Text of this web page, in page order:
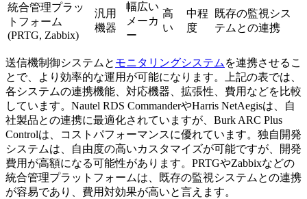
統合管理プラッ
トフォーム
(PRTG, Zabbix)
汎用
機器
幅広い
メーカ
ー
高
い
中程
度
既存の監視シス
テムとの連携
送信機制御システムと モニタリングシステム を連携させるこ
とで、より効率的な運用が可能になります。上記の表では、
各システムの連携機能、対応機器、拡張性、費用などを比較
しています。Nautel RDS CommanderやHarris NetAegisは、自
社製品との連携に最適化されていますが、Burk ARC Plus
Controlは、コストパフォーマンスに優れています。独自開発
システムは、自由度の高いカスタマイズが可能ですが、開発
費用が高額になる可能性があります。PRTGやZabbixなどの
統合管理プラットフォームは、既存の監視システムとの連携
が容易であり、費用対効果が高いと言えます。